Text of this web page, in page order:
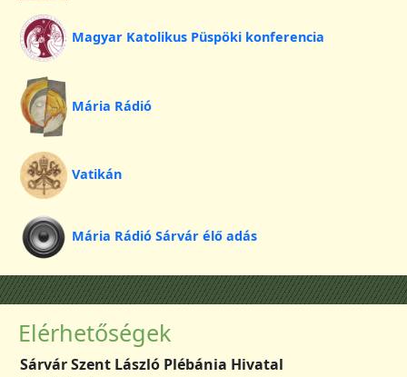
Magyar Katolikus Püspöki konferencia
Mária Rádió
Vatikán
Mária Rádió Sárvár élő adás
Elérhetőségek
Sárvár Szent László Plébánia Hivatal